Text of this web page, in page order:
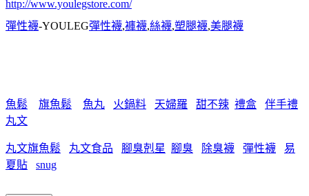
http://www.youlegstore.com/
彈性襪-YOULEG彈性襪,褲襪,絲襪,塑腿襪,美腿襪
魚鬆 旗魚鬆 魚丸 火鍋料 天婦羅 甜不辣 禮盒
伴手禮
丸文
丸文旗魚鬆 丸文食品 腳臭剋星 腳臭 除臭襪 彈性襪
易
夏貼
snug